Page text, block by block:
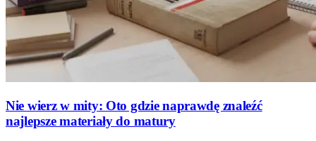
Nie wierz w mity: Oto gdzie naprawdę znaleźć
najlepsze materiały do matury